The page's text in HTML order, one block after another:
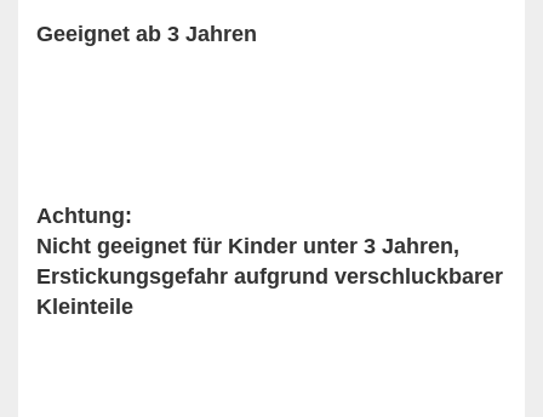
Geeignet ab 3 Jahren
Achtung:
Nicht geeignet für Kinder unter 3 Jahren,
Erstickungsgefahr aufgrund verschluckbarer
Kleinteile